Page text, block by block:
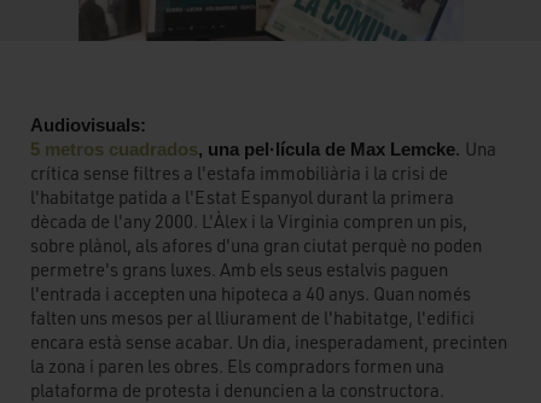
Audiovisuals:
5 metros cuadrados, una pel·lícula de Max Lemcke. Una
crítica sense filtres a l'estafa immobiliària i la crisi de
l'habitatge patida a l'Estat Espanyol durant la primera
dècada de l'any 2000. L'Àlex i la Virginia compren un pis,
sobre plànol, als afores d'una gran ciutat perquè no poden
permetre's grans luxes. Amb els seus estalvis paguen
l'entrada i accepten una hipoteca a 40 anys. Quan només
falten uns mesos per al lliurament de l'habitatge, l'edifici
encara està sense acabar. Un dia, inesperadament, precinten
la zona i paren les obres. Els compradors formen una
plataforma de protesta i denuncien a la constructora.